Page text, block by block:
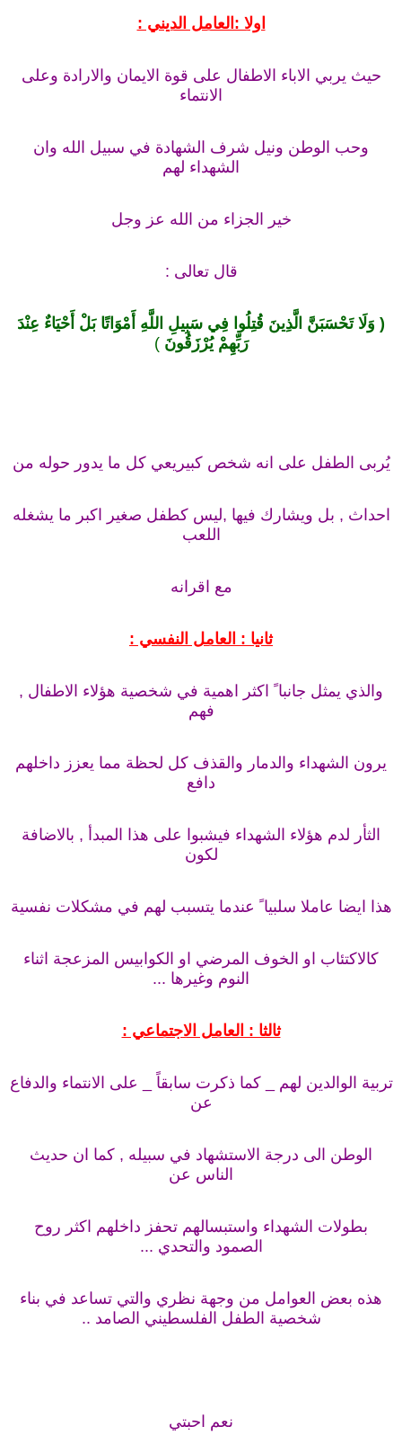
اولا :العامل الديني :
حيث يربي الاباء الاطفال على قوة الايمان والارادة وعلى
الانتماء
وحب الوطن ونيل شرف الشهادة في سبيل الله وان
الشهداء لهم
خير الجزاء من الله عز وجل
قال تعالى :
( وَلَا تَحْسَبَنَّ الَّذِينَ قُتِلُوا فِي سَبِيلِ اللَّهِ أَمْوَاتًا بَلْ أَحْيَاءٌ عِنْدَ
رَبِّهِمْ يُرْزَقُونَ )
يُربى الطفل على انه شخص كبيريعي كل ما يدور حوله من
احداث , بل ويشارك فيها ,ليس كطفل صغير اكبر ما يشغله
اللعب
مع اقرانه
ثانيا : العامل النفسي :
والذي يمثل جانبا ً اكثر اهمية في شخصية هؤلاء الاطفال ,
فهم
يرون الشهداء والدمار والقذف كل لحظة مما يعزز داخلهم
دافع
الثأر لدم هؤلاء الشهداء فيشبوا على هذا المبدأ , بالاضافة
لكون
هذا ايضا عاملا سلبيا ً عندما يتسبب لهم في مشكلات نفسية
كالاكتئاب او الخوف المرضي او الكوابيس المزعجة اثناء
النوم وغيرها ...
ثالثا : العامل الاجتماعي :
تربية الوالدين لهم _ كما ذكرت سابقاً _ على الانتماء والدفاع
عن
الوطن الى درجة الاستشهاد في سبيله , كما ان حديث
الناس عن
بطولات الشهداء واستبسالهم تحفز داخلهم اكثر روح
الصمود والتحدي ...
هذه بعض العوامل من وجهة نظري والتي تساعد في بناء
شخصية الطفل الفلسطيني الصامد ..
نعم احبتي